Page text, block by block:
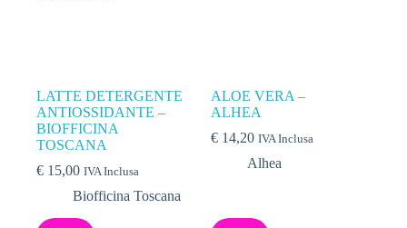
LATTE DETERGENTE
ANTIOSSIDANTE –
BIOFFICINA
TOSCANA
€ 15,00 IVA Inclusa
Biofficina Toscana
ALOE VERA –
ALHEA
€ 14,20 IVA Inclusa
Alhea